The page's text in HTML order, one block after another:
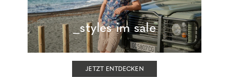
_styles im sale
JETZT ENTDECKEN